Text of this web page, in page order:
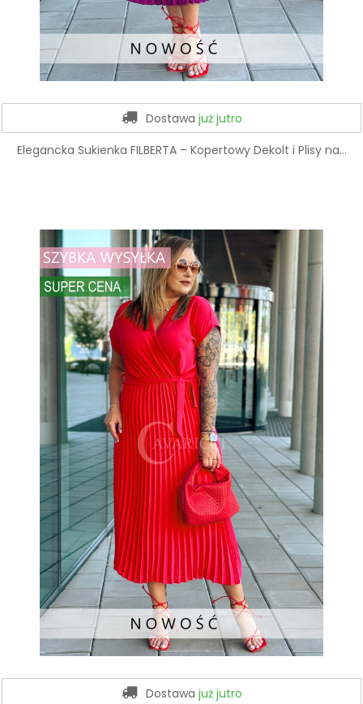
Dostawa już jutro
Elegancka Sukienka FILBERTA – Kopertowy Dekolt i Plisy na...
Dostawa już jutro